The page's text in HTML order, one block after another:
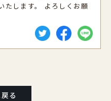
たします。 よろしくお願
る